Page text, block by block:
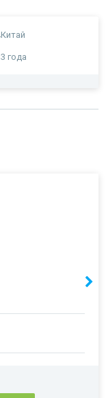
Китай
3 года